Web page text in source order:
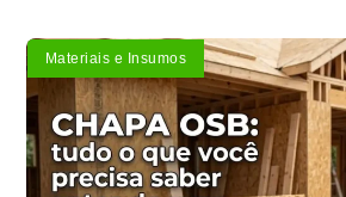
Materiais e Insumos